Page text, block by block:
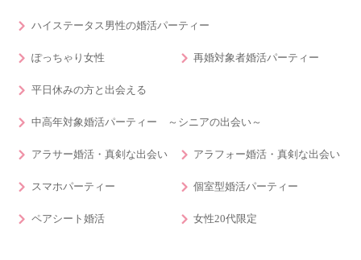
ハイステータス男性の婚活パーティー
ぽっちゃり女性 再婚対象者婚活パーティー
平日休みの方と出会える
中高年対象婚活パーティー ～シニアの出会い～
アラサー婚活・真剣な出会い アラフォー婚活・真剣な出会い
スマホパーティー 個室型婚活パーティー
ペアシート婚活 女性20代限定